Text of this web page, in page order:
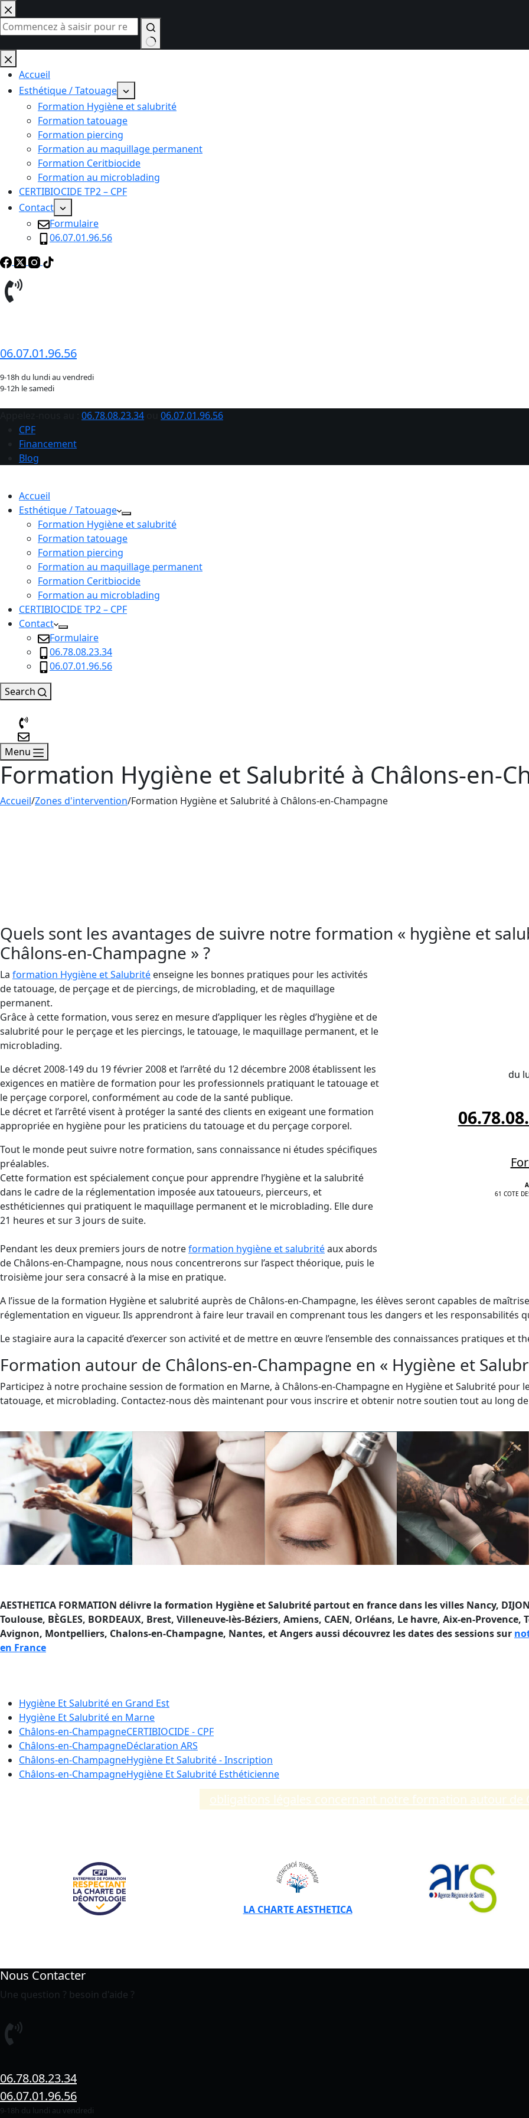
Passer
au
contenu
Aucun
résultatAccueil
Esthétique / Tatouage
Formation Hygiène et salubrité
Formation tatouage
Formation piercing
Formation au maquillage permanent
Formation Ceritbiocide
Formation au microblading
CERTIBIOCIDE TP2 – CPF
Contact
Formulaire
06.07.01.96.56
06.07.01.96.56
9-18h du lundi au vendredi
9-12h le samedi
06.78.08.23.34
06.07.01.96.56
CPF
Financement
Blog
Accueil
Esthétique / Tatouage
Formation Hygiène et salubrité
Formation tatouage
Formation piercing
Formation au maquillage permanent
Formation Ceritbiocide
Formation au microblading
CERTIBIOCIDE TP2 – CPF
Contact
Formulaire
06.78.08.23.34
06.07.01.96.56
Search
Menu
Formation Hygiène et Salubrité à Châlons-en-
Accueil/Zones d'intervention/Formation Hygiène et Salubrité à Châlons-en-Champagne
Quels sont les avantages de suivre notre formation « hygiène et
Châlons-en-Champagne » ?
La formation Hygiène et Salubrité enseigne les bonnes pratiques pour les activités
de tatouage, de perçage et de piercings, de microblading, et de maquillage
permanent.
Grâce à cette formation, vous serez en mesure d’appliquer les règles d’hygiène et de
salubrité pour le perçage et les piercings, le tatouage, le maquillage permanent, et le
microblading.
Le décret 2008-149 du 19 février 2008 et l’arrêté du 12 décembre 2008 établissent les
exigences en matière de formation pour les professionnels pratiquant le tatouage et
le perçage corporel, conformément au code de la santé publique.
Le décret et l’arrêté visent à protéger la santé des clients en exigeant une formation
appropriée en hygiène pour les praticiens du tatouage et du perçage corporel.
Tout le monde peut suivre notre formation, sans connaissance ni études spécifiques
préalables.
Cette formation est spécialement conçue pour apprendre l’hygiène et la salubrité
dans le cadre de la réglementation imposée aux tatoueurs, pierceurs, et
esthéticiennes qui pratiquent le maquillage permanent et le microblading. Elle dure
21 heures et sur 3 jours de suite.
Pendant les deux premiers jours de notreformation hygiène et salubritéaux abords
de Châlons-en-Champagne, nous nous concentrerons sur l’aspect théorique, puis le
troisième jour sera consacré à la mise en pratique.
du
61 COTE
A l’issue de la formation Hygiène et salubrité auprès de Châlons-en-Champagne, les élèves seront capables de
réglementation en vigueur. Ils apprendront à faire leur travail en comprenant tous les dangers et les responsabilités
Le stagiaire aura la capacité d’exercer son activité et de mettre en œuvre l’ensemble des connaissances pratiques et
Formation autour de Châlons-en-Champagne en « Hygiène et
Participez à notre prochaine session de formation en Marne, à Châlons-en-Champagne en Hygiène et Salubrité pour
tatouage, et microblading. Contactez-nous dès maintenant pour vous inscrire et obtenir notre soutien tout au long
AESTHETICA FORMATION délivre la formation Hygiène et Salubrité partout en france dans les villes Nancy,
Toulouse, BÈGLES, BORDEAUX, Brest, Villeneuve-lès-Béziers, Amiens, CAEN, Orléans, Le havre, Aix-en-
Avignon, Montpelliers, Chalons-en-Champagne, Nantes, et Angers aussi découvrez les dates des sessions sur
en France
Hygiène Et Salubrité en Grand Est
Hygiène Et Salubrité en Marne
Châlons-en-ChampagneCERTIBIOCIDE - CPF
Châlons-en-ChampagneDéclaration ARS
Châlons-en-ChampagneHygiène Et Salubrité - Inscription
Châlons-en-ChampagneHygiène Et Salubrité Esthéticienne
obligations légales concernant notre formation autour de
LA CHARTE AESTHETICA
Nous Contacter
Une question ? besoin d'aide ?
06.78.08.23.34
06.07.01.96.56
9-18h du lundi au vendredi